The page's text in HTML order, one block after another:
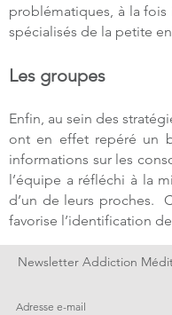
problématiques, à la fois
spécialisés de la petite
Les groupes
Enfin, au sein des
ont en effet repéré un
informations sur les
l’équipe a réfléchi à la
d’un de leurs proches.
favorise l’identification
Newsletter Addiction